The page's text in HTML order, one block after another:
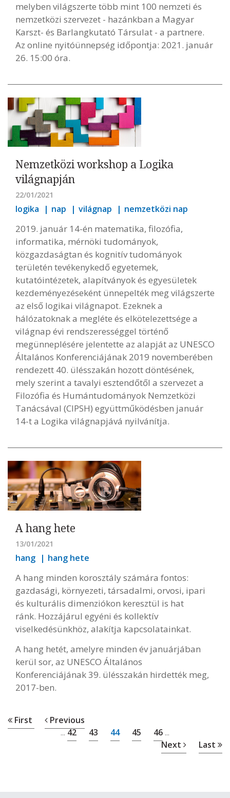
melyben világszerte több mint 100 nemzeti és
nemzetközi szervezet - hazánkban a Magyar
Karszt- és Barlangkutató Társulat - a partnere.
Az online nyitóünnepség időpontja: 2021. január
26. 15:00 óra.
Nemzetközi workshop a Logika
világnapján
22/01/2021
logika nap világnap nemzetközi nap
2019. január 14-én matematika, filozófia,
informatika, mérnöki tudományok,
közgazdaságtan és kognitív tudományok
területén tevékenykedő egyetemek,
kutatóintézetek, alapítványok és egyesületek
kezdeményezéseként ünnepelték meg világszerte
az első logikai világnapot. Ezeknek a
hálózatoknak a megléte és elkötelezettsége a
világnap évi rendszerességgel történő
megünneplésére jelentette az alapját az UNESCO
Általános Konferenciájának 2019 novemberében
rendezett 40. ülésszakán hozott döntésének,
mely szerint a tavalyi esztendőtől a szervezet a
Filozófia és Humántudományok Nemzetközi
Tanácsával (CIPSH) együttműködésben január
14-t a Logika világnapjává nyilvánítja.
A hang hete
13/01/2021
hang hang hete
A hang minden korosztály számára fontos:
gazdasági, környezeti, társadalmi, orvosi, ipari
és kulturális dimenziókon keresztül is hat
ránk. Hozzájárul egyéni és kollektív
viselkedésünkhöz, alakítja kapcsolatainkat.
A hang hetét, amelyre minden év januárjában
kerül sor, az UNESCO Általános
Konferenciájának 39. ülésszakán hirdették meg,
2017-ben.
First Previous
... 42 43 44 45 46 ...
Next Last